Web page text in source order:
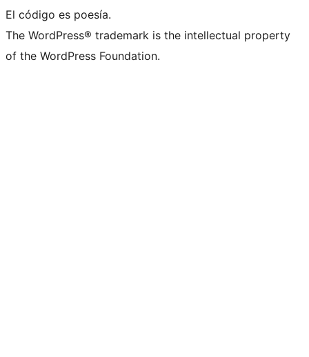
El código es poesía.
The WordPress® trademark is the intellectual property
of the WordPress Foundation.